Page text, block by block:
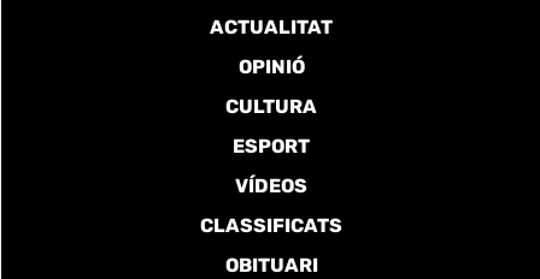
ACTUALITAT
OPINIÓ
CULTURA
ESPORT
VÍDEOS
CLASSIFICATS
OBITUARI